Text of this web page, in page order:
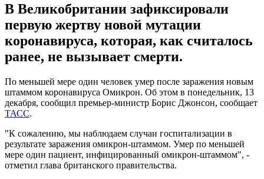
В Великобритании зафиксировали
первую жертву новой мутации
коронавируса, которая, как считалось
ранее, не вызывает смерти.
По меньшей мере один человек умер после заражения новым
штаммом коронавируса Омикрон. Об этом в понедельник, 13
декабря, сообщил премьер-министр Борис Джонсон, сообщает
ТАСС.
"К сожалению, мы наблюдаем случаи госпитализации в
результате заражения омикрон-штаммом. Умер по меньшей
мере один пациент, инфицированный омикрон-штаммом", -
отметил глава британского правительства.